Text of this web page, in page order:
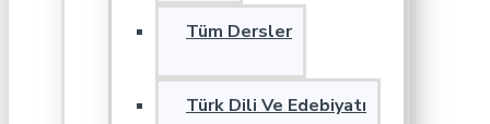
Tüm Dersler
Türk Dili Ve Edebiyatı